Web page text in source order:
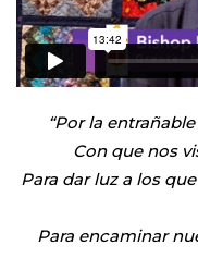
“Por la
Con que nos
Para dar luz a los
Para encaminar